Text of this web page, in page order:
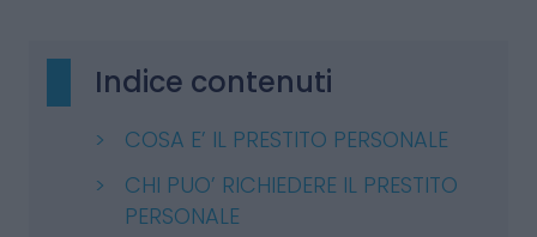
Indice contenuti
COSA E’ IL PRESTITO PERSONALE
CHI PUO’ RICHIEDERE IL PRESTITO
PERSONALE